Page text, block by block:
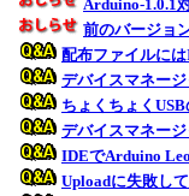
Arduino-1.0.1
前のバージョ
配布ファイルに
デバイスマネー
ちょくちょく
デバイスマネー
IDEでArduino
Uploadに失敗して